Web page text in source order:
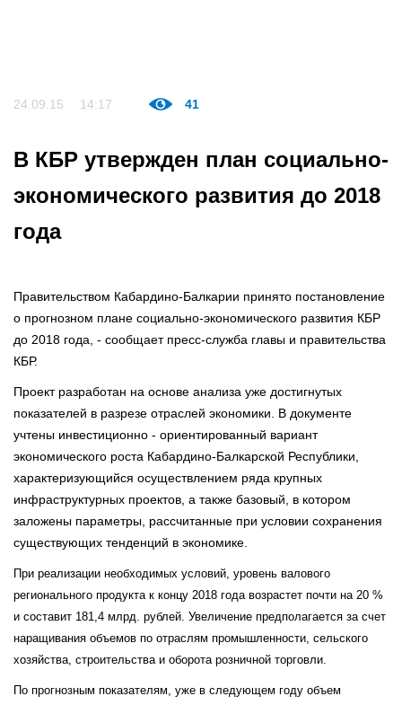
24.09.15 14:17 41
В КБР утвержден план социально-
экономического развития до 2018
года
Правительством Кабардино-Балкарии принято постановление
о прогнозном плане социально-экономического развития КБР
до 2018 года, - сообщает пресс-служба главы и правительства
КБР.
Проект разработан на основе анализа уже достигнутых
показателей в разрезе отраслей экономики. В документе
учтены инвестиционно - ориентированный вариант
экономического роста Кабардино-Балкарской Республики,
характеризующийся осуществлением ряда крупных
инфраструктурных проектов, а также базовый, в котором
заложены параметры, рассчитанные при условии сохранения
существующих тенденций в экономике.
При реализации необходимых условий, уровень валового
регионального продукта к концу 2018 года возрастет почти на 20 %
и составит 181,4 млрд. рублей. Увеличение предполагается за счет
наращивания объемов по отраслям промышленности, сельского
хозяйства, строительства и оборота розничной торговли.
По прогнозным показателям, уже в следующем году объем